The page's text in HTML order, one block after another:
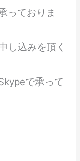
っておりま
し込みを頂く
で承って